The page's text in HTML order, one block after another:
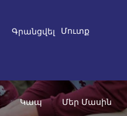
Գրանցվել Մուտք
Կապ Մեր Մասին